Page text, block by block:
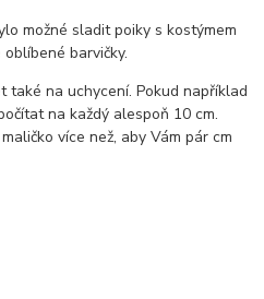
možné sladit poiky s kostýmem
barvičky.
také na uchycení. Pokud například
na každý alespoň 10 cm.
více než, aby Vám pár cm